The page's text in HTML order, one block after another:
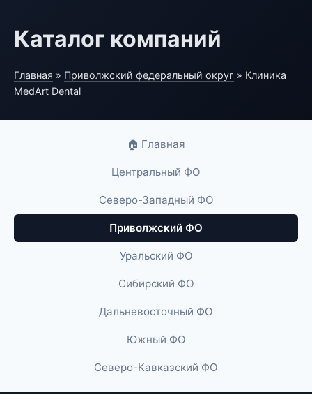
Каталог компаний
Главная » Приволжский федеральный округ » Клиника
MedArt Dental
🏠 Главная
Центральный ФО
Северо-Западный ФО
Приволжский ФО
Уральский ФО
Сибирский ФО
Дальневосточный ФО
Южный ФО
Северо-Кавказский ФО